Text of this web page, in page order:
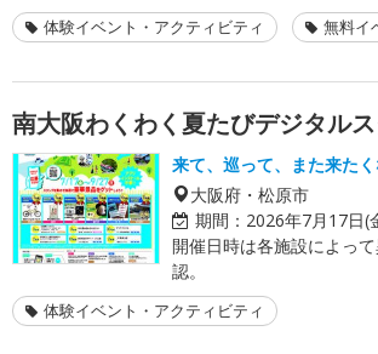
体験イベント・アクティビティ 無料イ
南大阪わくわく夏たびデジタル
来て、巡って、また来たく
大阪府・松原市
期間： 2026年7月17日
開催日時は各施設によっ
認。
体験イベント・アクティビティ